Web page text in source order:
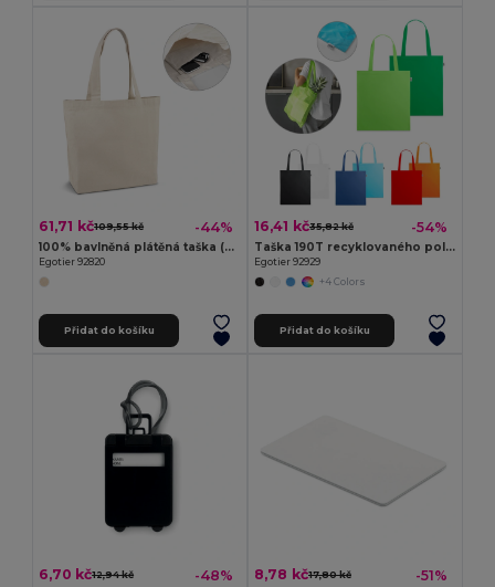
61,71 kč109,55 kč -44%
100% bavlněná plátěná taška (280 g/m²)
Egotier 92820
Přidat do košíku
16,41 kč35,82 kč -54%
Taška 190T recyklovaného polyesteru (100% rPET)
Egotier 92929
+4 Colors
Přidat do košíku
6,70 kč12,94 kč -48% 8,78 kč17,80 kč -51%